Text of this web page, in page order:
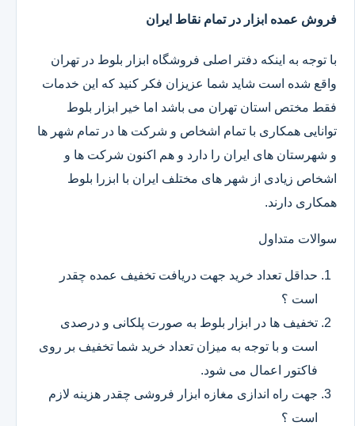
فروش عمده ابزار در تمام نقاط ایران
با توجه به اینکه دفتر اصلی فروشگاه ابزار بلوط در تهران
واقع شده است شاید شما عزیزان فکر کنید که این خدمات
فقط مختص استان تهران می باشد اما خیر ابزار بلوط
توانایی همکاری با تمام اشخاص و شرکت ها در تمام شهر ها
و شهرستان های ایران را دارد و هم اکنون شرکت ها و
اشخاص زیادی از شهر های مختلف ایران با ابزرا بلوط
همکاری دارند.
سوالات متداول
حداقل تعداد خرید جهت دریافت تخفیف عمده چقدر
است ؟
تخفیف ها در ابزار بلوط به صورت پلکانی و درصدی
است و با توجه به میزان تعداد خرید شما تخفیف بر روی
فاکتور اعمال می شود.
جهت راه اندازی مغازه ابزار فروشی چقدر هزینه لازم
است ؟